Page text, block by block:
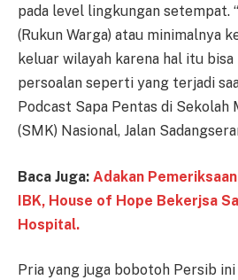
pada level lingkungan setempat.
(Rukun Warga) atau minimalnya
keluar wilayah karena hal itu
persoalan seperti yang terjadi
Podcast Sapa Pentas di Sekolah
(SMK) Nasional, Jalan
Baca Juga: Adakan
IBK, House of Hope Bekerjsa
Hospital.
Pria yang juga bobotoh Persib